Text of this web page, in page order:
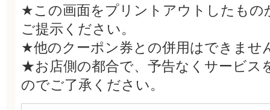
★この画面をプリントアウトしたもの
ご提示ください。
★他のクーポン券との併用はできませ
★お店側の都合で、予告なくサービス
のでご了承ください。